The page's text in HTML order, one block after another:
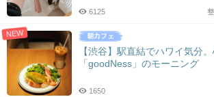
6125
NEW
【渋谷】駅直結でハワイ気分
「goodNess」のモーニング
1650